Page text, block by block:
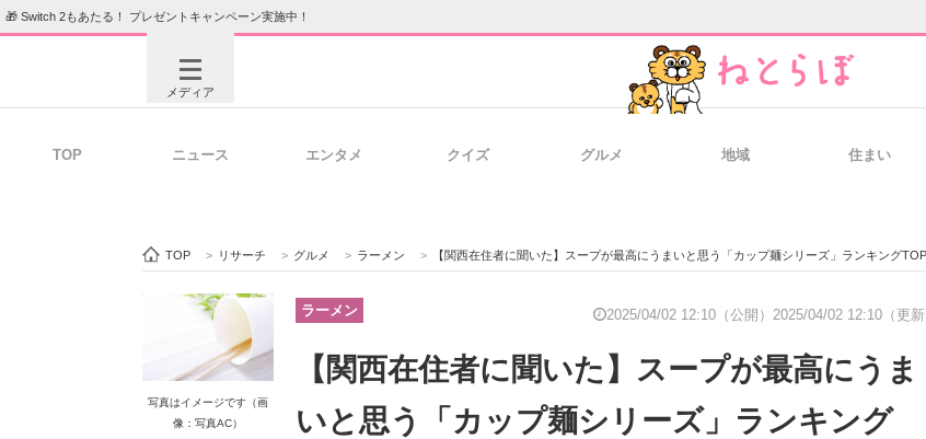
🎁 Switch 2もあたる！ プレゼントキャンペーン実施中！
メディア
ビジネスと働き方のヒント 経営
ITエンジニア向け専門サイト 企業向けIT製品の総合サイト 製造
TOP ニュース エンタメ クイズ グルメ 地域 住まい
TOP > リサーチ > グルメ > ラーメン > 【関西在住者に聞いた】スープが最高にうまいと思う「カップ麺シリーズ」ランキングTOP28！ 第1位は「エースコック 飲み干す一杯」【2025年最新調査結果】
写真はイメージです（画
像：写真AC）
ラーメン 2025/04/02 12:10（公開） 2025/04/02 12:10（更新
【関西在住者に聞いた】スープが最高にうま
いと思う「カップ麺シリーズ」ランキング